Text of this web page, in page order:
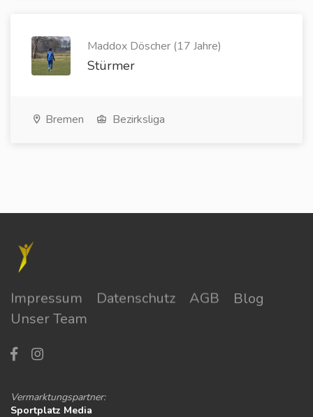
Maddox Döscher (17 Jahre)
Stürmer
Bremen Bezirksliga
Impressum Datenschutz AGB
Blog
Unser Team
Vermarktungspartner:
Sportplatz Media